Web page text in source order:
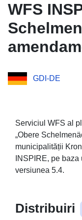
WFS
GDI-DE
Serviciul WFS al
„Obere
municipalității
INSPIRE, pe
versiunea 5.4.
Distribuiri